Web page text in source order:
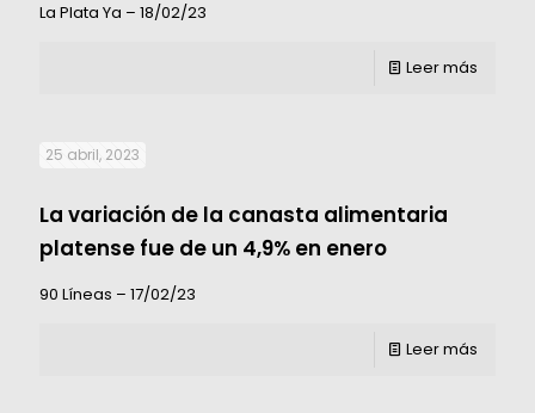
La Plata Ya – 18/02/23
Leer más
25 abril, 2023
La variación de la canasta alimentaria
platense fue de un 4,9% en enero
90 Líneas – 17/02/23
Leer más